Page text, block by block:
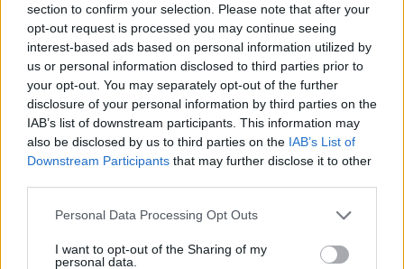
section to confirm your selection. Please note that after your
opt-out request is processed you may continue seeing
interest-based ads based on personal information utilized by
us or personal information disclosed to third parties prior to
your opt-out. You may separately opt-out of the further
disclosure of your personal information by third parties on the
IAB’s list of downstream participants. This information may
also be disclosed by us to third parties on the IAB’s List of
Downstream Participants that may further disclose it to other
Please note that this website/app uses one or more Google
not limited to your visit or usage behaviour. You may click to
Personal Data Processing Opt Outs
I want to opt-out of the Sharing of my
personal data.
ELO Digital Office - Tartalmas kkv-
digitalizáció
CT Print | 2022.07.06 07:30
EY: a vállalatok nagy része nem
fordít elég figyelmet a
kibervédelemre
Biztonság| 2021.09.24 17:37
mentheti meg az egészségügy
Technológia| 2021.04.24 12:33